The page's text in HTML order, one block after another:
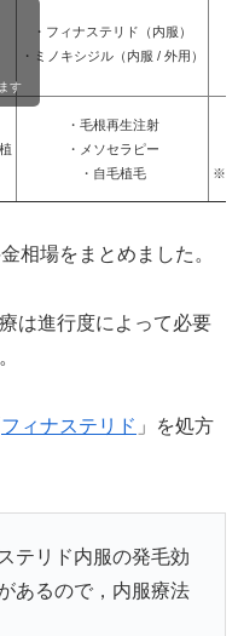
・フィナステリド（内服）
・ミノキシジル（内服 / 外用）
・毛根再生注射
・メソセラピー
・自毛植毛
※施
す
相場をまとめました。
は進行度によって必要
フィナステリド 」を処方
テリド内服の発毛効
あるので，内服療法